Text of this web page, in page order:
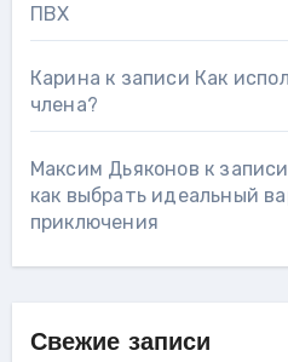
ПВХ
Карина к записи Как
члена?
Максим Дьяконов к записи
как выбрать идеальный
приключения
Свежие записи